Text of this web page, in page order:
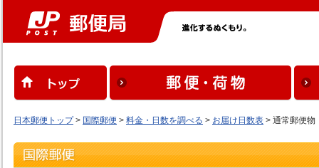
日本郵便トップ> 国際郵便 > 料金・日数を調べる > お届け日数表 > 通常郵便物